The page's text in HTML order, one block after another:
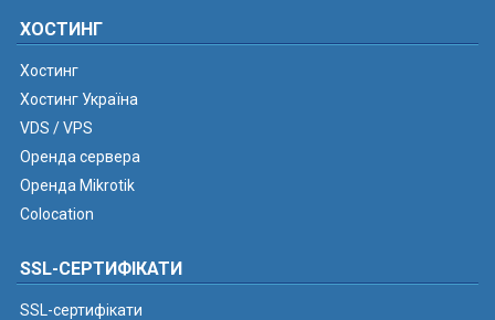
ХОСТИНГ
Хостинг
Хостинг Україна
VDS / VPS
Оренда сервера
Оренда Mikrotik
Colocation
SSL-СЕРТИФІКАТИ
SSL-сертифікати